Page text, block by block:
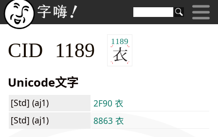
CID 1189 1189
Unicode文字
[Std] (aj1)
2F90 ⾐
[Std] (aj1)
8863 衣